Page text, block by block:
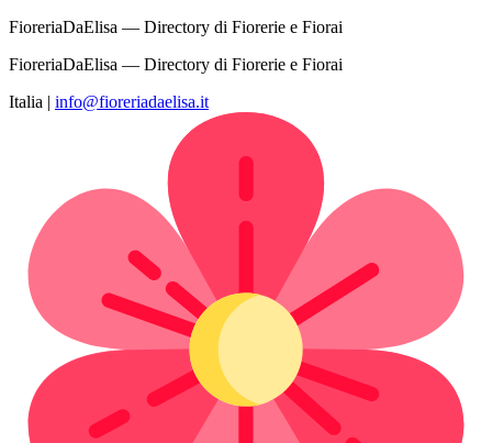
FioreriaDaElisa — Directory di Fiorerie e Fiorai
FioreriaDaElisa — Directory di Fiorerie e Fiorai
Italia | info@fioreriadaelisa.it